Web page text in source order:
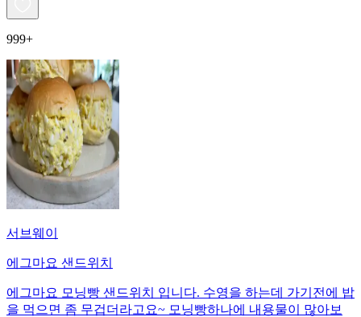
999+
서브웨이
에그마요 샌드위치
에그마요 모닝빵 샌드위치 입니다. 수영을 하는데 가기전에 밥
을 먹으면 좀 무겁더라고요~ 모닝빵하나에 내용물이 많아보